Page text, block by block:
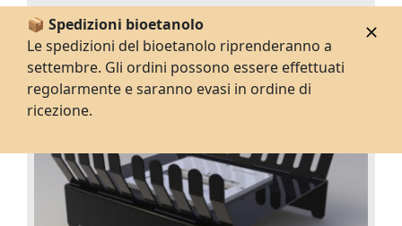
(quadrato)
📦 Spedizioni bioetanolo
Le spedizioni del bioetanolo riprenderanno a
settembre. Gli ordini possono essere effettuati
regolarmente e saranno evasi in ordine di
ricezione.